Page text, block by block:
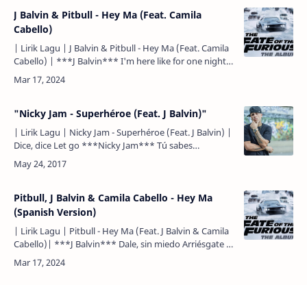
J Balvin & Pitbull - Hey Ma (Feat. Camila
Cabello)
| Lirik Lagu | J Balvin & Pitbull - Hey Ma (Feat. Camila
Cabello) | ***J Balvin*** I'm here like for one night,
Aku di sini sepertinya hanya semalam, So we …
"Nicky Jam - Superhéroe (Feat. J Balvin)"
| Lirik Lagu | Nicky Jam - Superhéroe (Feat. J Balvin) |
Dice, dice Let go ***Nicky Jam*** Tú sabes
claramente lo que puede pasar Si alguno de los
villanos s…
Pitbull, J Balvin & Camila Cabello - Hey Ma
(Spanish Version)
| Lirik Lagu | Pitbull - Hey Ma (Feat. J Balvin & Camila
Cabello)| ***J Balvin*** Dale, sin miedo Arriésgate y
sígueme el juego Sola, creo Di a tus ami…